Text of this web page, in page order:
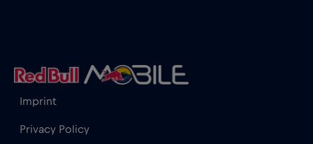
Imprint
Privacy Policy